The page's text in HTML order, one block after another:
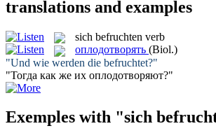
translations and examples
sich befruchten verb
оплодотворять (Biol.)
"Und wie werden die befruchtet?"
"Тогда как же их оплодотворяют?"
Exemples with "sich